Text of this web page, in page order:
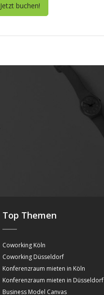
Jetzt buchen!
Top Themen
Coworking Köln
Coworking Düsseldorf
Konferenzraum mieten in Köln
Konferenzraum mieten in Düsseldorf
Business Model Canvas